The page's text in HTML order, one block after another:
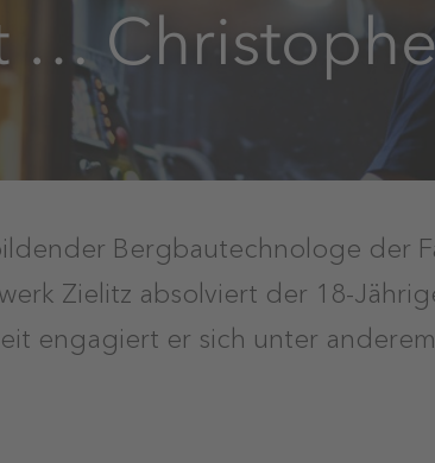
…
Bergbautechnologe der
Zielitz absolviert der 18-
engagiert er sich unter